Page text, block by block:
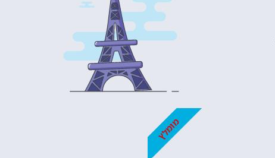
מומלץ